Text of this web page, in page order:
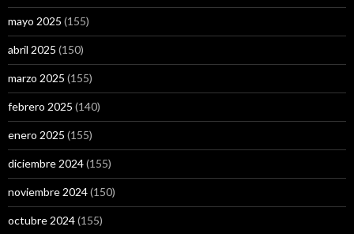
mayo 2025 (155)
abril 2025 (150)
marzo 2025 (155)
febrero 2025 (140)
enero 2025 (155)
diciembre 2024(155)
noviembre 2024(150)
octubre 2024(155)